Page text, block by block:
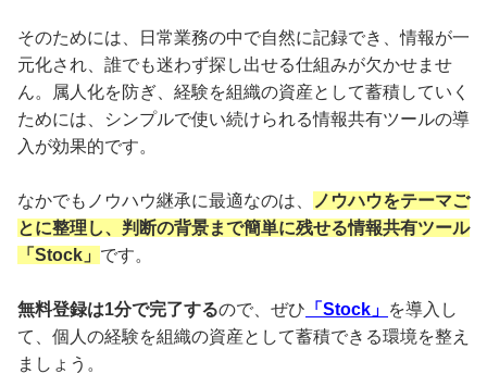
そのためには、日常業務の中で自然に記録でき、情報が一
元化され、誰でも迷わず探し出せる仕組みが欠かせませ
ん。属人化を防ぎ、経験を組織の資産として蓄積していく
ためには、シンプルで使い続けられる情報共有ツールの導
入が効果的です。
なかでもノウハウ継承に最適なのは、
ノウハウをテーマご
とに整理し、判断の背景まで簡単に残せる情報共有ツール
「Stock」 です。
無料登録は1分で完了するので、ぜひ 「Stock」 を導入し
て、個人の経験を組織の資産として蓄積できる環境を整え
ましょう。